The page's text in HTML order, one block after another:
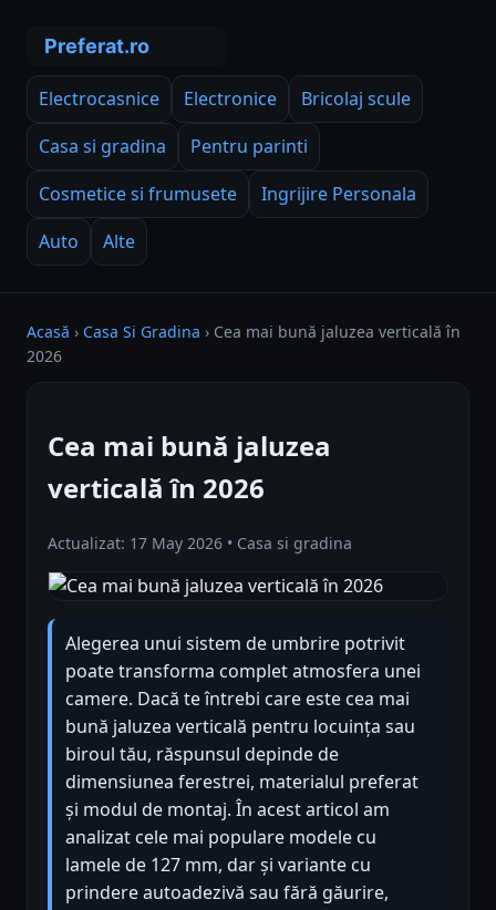
Electrocasnice Electronice
Bricolaj scule
Casa si gradina
Pentru parinti
Cosmetice si frumusete
Ingrijire Personala
Auto
Alte
Acasă › Casa Si Gradina › Cea mai bună jaluzea verticală în
2026
Cea mai bună jaluzea
verticală în 2026
Actualizat: 17 May 2026 • Casa si gradina
Alegerea unui sistem de umbrire potrivit
poate transforma complet atmosfera unei
camere. Dacă te întrebi care este cea mai
bună jaluzea verticală pentru locuința sau
biroul tău, răspunsul depinde de
dimensiunea ferestrei, materialul preferat
și modul de montaj. În acest articol am
analizat cele mai populare modele cu
lamele de 127 mm, dar și variante cu
prindere autoadezivă sau fără găurire,